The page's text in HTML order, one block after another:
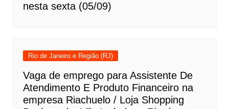
nesta sexta (05/09)
Rio de Janeiro e Região (RJ)
Vaga de emprego para Assistente De
Atendimento E Produto Financeiro na
empresa Riachuelo / Loja Shopping